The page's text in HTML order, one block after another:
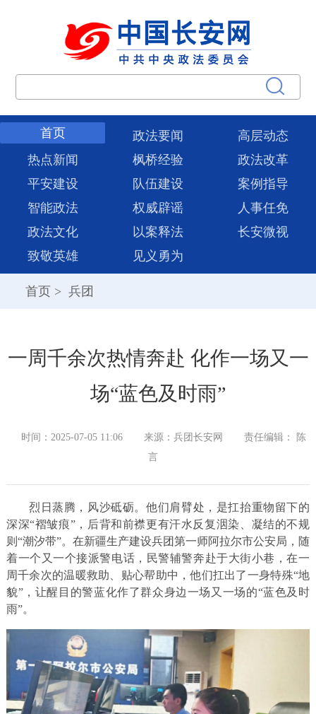
首页 政法要闻
高层动态
热点新闻
枫桥经验
政法改革
平安建设
队伍建设
案例指导
智能政法
权威辟谣
人事任免
政法文化
以案释法
长安微视
致敬英雄
见义勇为
首页 > 兵团
一周千余次热情奔赴 化作一场又一
场“蓝色及时雨”
时间：2025-07-05 11:06 来源：兵团长安网
责任编辑： 陈
言
烈日蒸腾，风沙砥砺。他们肩臂处，是扛抬重物留下的
深深“褶皱痕”，后背和前襟更有汗水反复洇染、凝结的不规
则“潮汐带”。在新疆生产建设兵团第一师阿拉尔市公安局，随
着一个又一个接派警电话，民警辅警奔赴于大街小巷，在一
周千余次的温暖救助、贴心帮助中，他们扛出了一身特殊“地
貌”，让醒目的警蓝化作了群众身边一场又一场的“蓝色及时
雨”。